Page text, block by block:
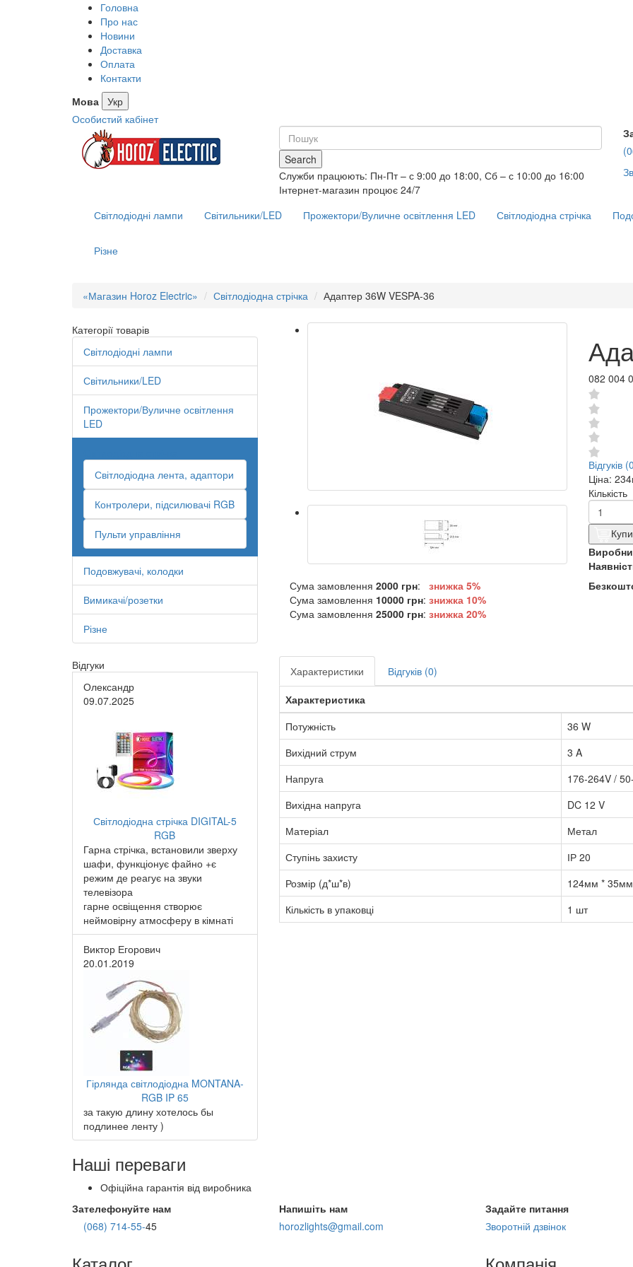
Головна
Про нас
Новини
Доставка
Оплата
Контакти
Мова Укр
Особистий кабінет
Search
Служби працюють: Пн-Пт – с 9:00 до 18:00, Сб – с 10:00 до 16:00
Інтернет-магазин процює 24/7
Світлодіодні лампи Світильники/LED Прожектори/Вуличне освітлення LED Світлодіодна стрічка
Різне
«Магазин Horoz Electric» Світлодіодна стрічка Адаптер 36W VESPA-36
Категорії товарів
Світлодіодні лампи
Світильники/LED
Прожектори/Вуличне освітлення
LED
Світлодіодна лента, адаптори
Контролери, підсилювачі RGB
Пульти управління
Подовжувачі, колодки
Вимикачі/розетки
Різне
Відгуки
Олександр
09.07.2025
Світлодіодна стрічка DIGITAL-5
RGB
Гарна стрічка, встановили зверху
шафи, функціонує файно +є
режим де реагує на звуки
телевізора
гарне освіщення створює
неймовірну атмосферу в кімнаті
Виктор Егорович
20.01.2019
Гірлянда світлодіодна MONTANA-
RGB IP 65
за такую длину хотелось бы
подлинее ленту )
082 004
Відгуків
Ціна:
Кількість
Сума замовлення 2000 грн:
знижка 5%
Сума замовлення 10000 грн: знижка10%
Сума замовлення 25000 грн: знижка20%
Характеристики
Відгуків (0)
Характеристика
Потужність
36 W
Вихідний струм
3 A
Напруга
176-264V /
Вихідна напруга
DC 12 V
Матеріал
Метал
Ступінь захисту
ІР 20
Розмір (д*ш*в)
124мм *
Кількість в упаковці
1 шт
Наші переваги
Офіційна гарантія від виробника
Зателефонуйте нам
(068) 714-55-45
Напишіть нам
horozlights@gmail.com
Задайте питання
Зворотній дзвінок